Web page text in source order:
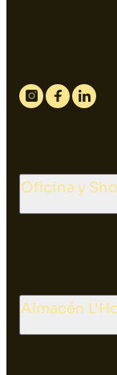
Instagram
Facebook
Oficina y
Almacén